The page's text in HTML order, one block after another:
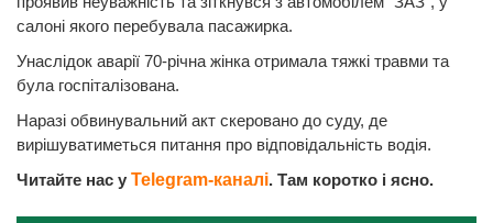
салоні якого перебувала пасажирка.
Унаслідок аварії 70-річна жінка отримала тяжкі травми та
була госпіталізована.
Наразі обвинувальний акт скеровано до суду, де
вирішуватиметься питання про відповідальність водія.
Читайте нас у Telegram-каналі. Там коротко і ясно.